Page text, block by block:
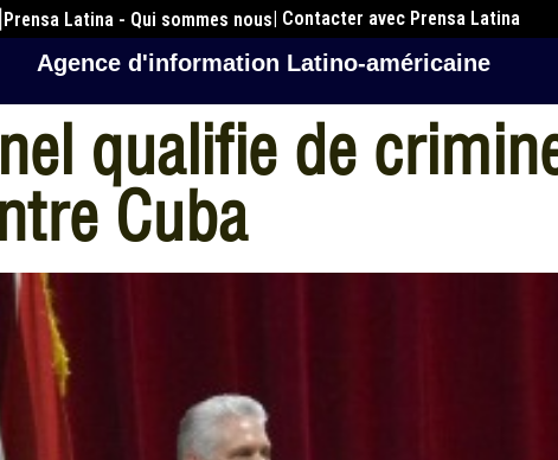
Prensa Latina - Qui sommes nous| Contacter avec Prensa Latina
Agence d'information Latino-américaine
qualifie de
Cuba